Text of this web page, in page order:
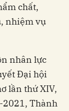
chất,
nhiệm vụ
nhân lực
Đại hội
lần thứ XIV,
Thành